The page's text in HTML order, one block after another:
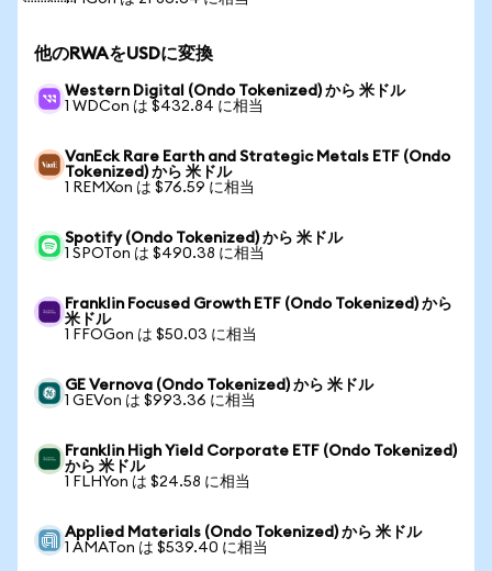
他のRWAをUSDに変換
Western Digital (Ondo Tokenized) から 米ドル
1 WDCon は $432.84 に相当
VanEck Rare Earth and Strategic Metals ETF (Ondo
Tokenized) から 米ドル
1 REMXon は $76.59 に相当
Spotify (Ondo Tokenized) から 米ドル
1 SPOTon は $490.38 に相当
Franklin Focused Growth ETF (Ondo Tokenized) から
米ドル
1 FFOGon は $50.03 に相当
GE Vernova (Ondo Tokenized) から 米ドル
1 GEVon は $993.36 に相当
Franklin High Yield Corporate ETF (Ondo Tokenized)
から 米ドル
1 FLHYon は $24.58 に相当
Applied Materials (Ondo Tokenized) から 米ドル
1 AMATon は $539.40 に相当